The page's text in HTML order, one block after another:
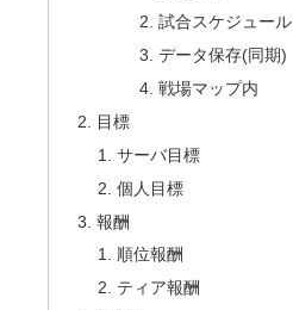
試合スケジュール
データ保存(同期)
戦場マップ内
目標
サーバ目標
個人目標
報酬
順位報酬
ティア報酬